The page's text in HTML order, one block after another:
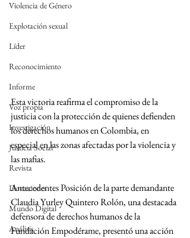
Violencia de Género
Explotación sexual
Líder
Reconocimiento
Informe
Voz propia
Investigación
Justicia Social
Revista
Donaciones
Mundo Digital
Análisis
Esta victoria reafirma el compromiso de la
justicia con la protección de quienes defienden
los derechos humanos en Colombia, en
especial en las zonas afectadas por la violencia y
las mafias.
Antecedentes Posición de la parte demandante
Claudia Yurley Quintero Rolón, una destacada
defensora de derechos humanos de la
Fundación Empodérame, presentó una acción